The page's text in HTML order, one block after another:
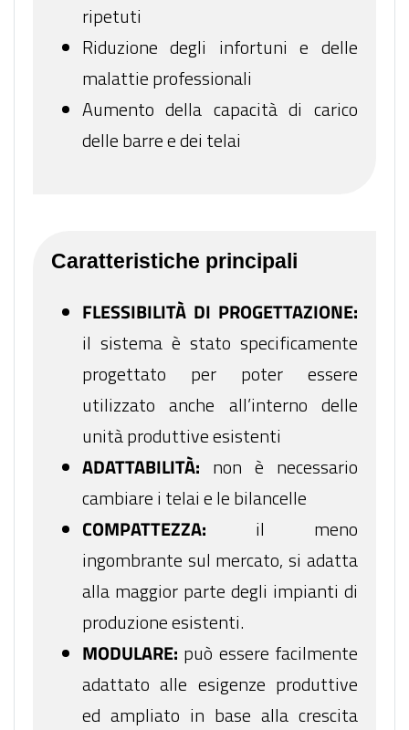
ripetuti
Riduzione degli infortuni e delle
malattie professionali
Aumento della capacità di carico
delle barre e dei telai
Caratteristiche principali
FLESSIBILITÀ DI PROGETTAZIONE:
il sistema è stato specificamente
progettato per poter essere
utilizzato anche all’interno delle
unità produttive esistenti
ADATTABILITÀ: non è necessario
cambiare i telai e le bilancelle
COMPATTEZZA: il meno
ingombrante sul mercato, si adatta
alla maggior parte degli impianti di
produzione esistenti.
MODULARE: può essere facilmente
adattato alle esigenze produttive
ed ampliato in base alla crescita